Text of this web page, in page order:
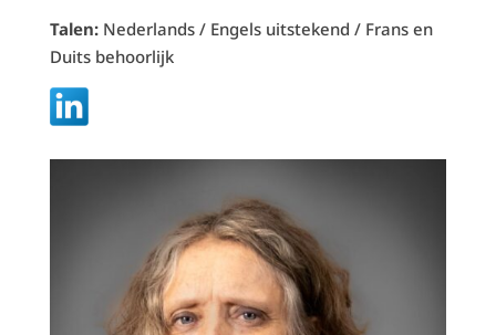
Talen:Nederlands / Engels uitstekend / Frans en
Duits behoorlijk